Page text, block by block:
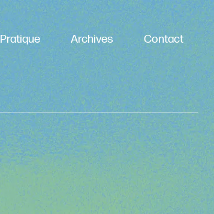
Pratique Archives Contact